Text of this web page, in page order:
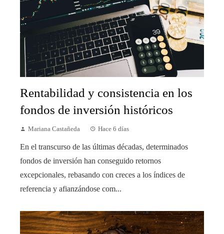
Rentabilidad y consistencia en los
fondos de inversión históricos
Mariana Castañeda Hace 6 días
En el transcurso de las últimas décadas, determinados
fondos de inversión han conseguido retornos
excepcionales, rebasando con creces a los índices de
referencia y afianzándose com...